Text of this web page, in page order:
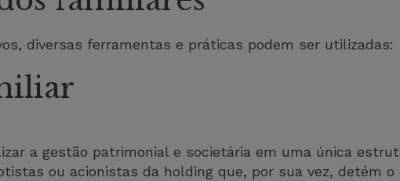
diversas ferramentas e práticas podem ser utilizadas:
a gestão patrimonial e societária em uma única
ou acionistas da holding que, por sua vez, detém